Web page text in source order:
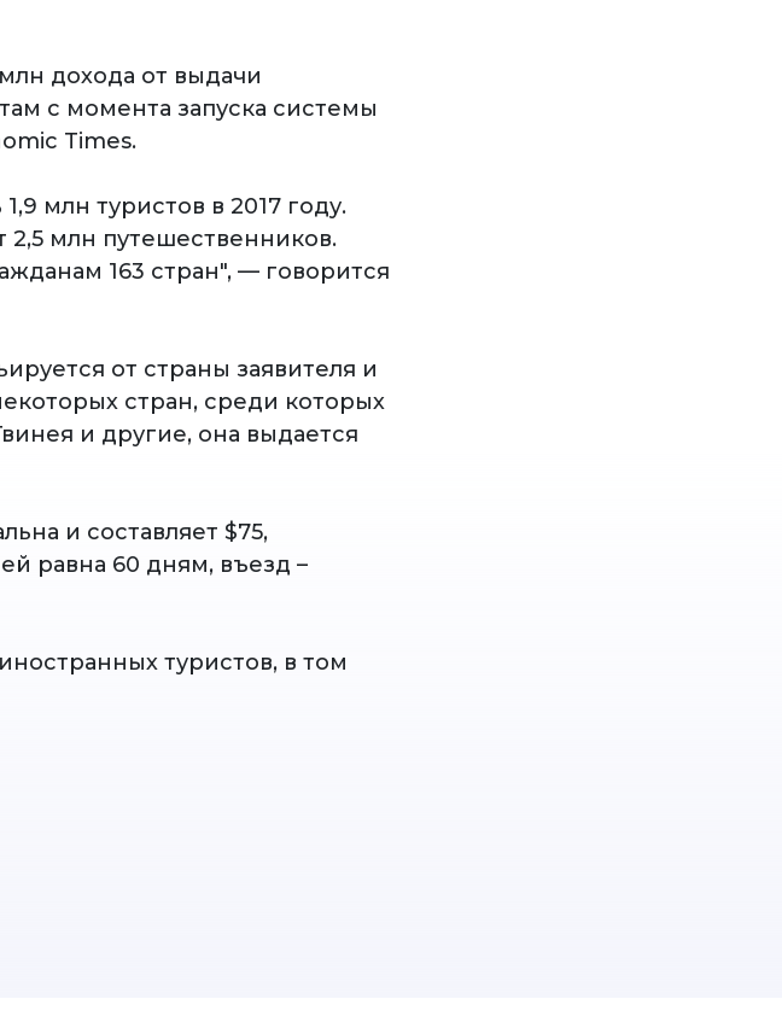
дохода от выдачи
с момента запуска системы
Times.
млн туристов в 2017 году.
2,5 млн путешественников.
163 стран", — говорится
от страны заявителя и
стран, среди которых
и другие, она выдается
и составляет $75,
равна 60 дням, въезд –
туристов, в том